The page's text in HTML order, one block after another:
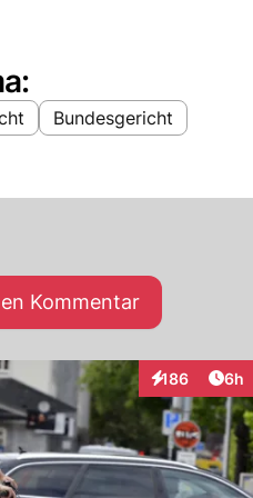
Bundesgericht
Kommentar
186
Interaktionen
6h